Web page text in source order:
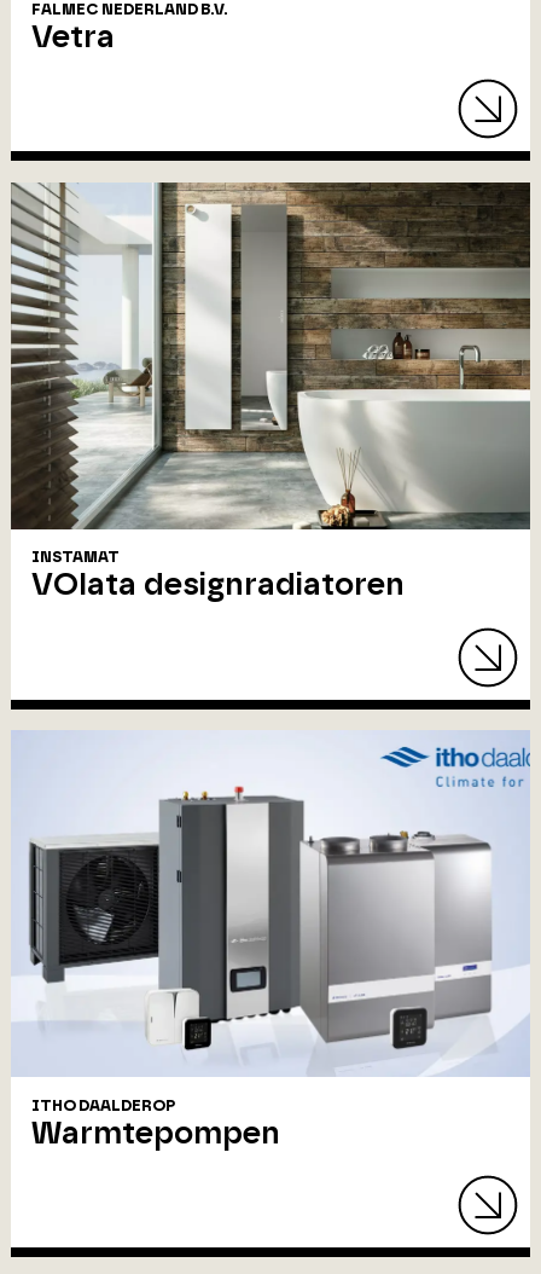
FALMEC NEDERLAND B.V.
Vetra
INSTAMAT
VOlata designradiatoren
ITHO DAALDEROP
Warmtepompen